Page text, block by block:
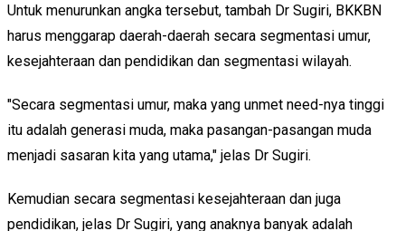
Untuk menurunkan angka tersebut, tambah Dr Sugiri, BKKBN
harus menggarap daerah-daerah secara segmentasi umur,
kesejahteraan dan pendidikan dan segmentasi wilayah.
"Secara segmentasi umur, maka yang unmet need-nya tinggi
itu adalah generasi muda, maka pasangan-pasangan muda
menjadi sasaran kita yang utama," jelas Dr Sugiri.
Kemudian secara segmentasi kesejahteraan dan juga
pendidikan, jelas Dr Sugiri, yang anaknya banyak adalah